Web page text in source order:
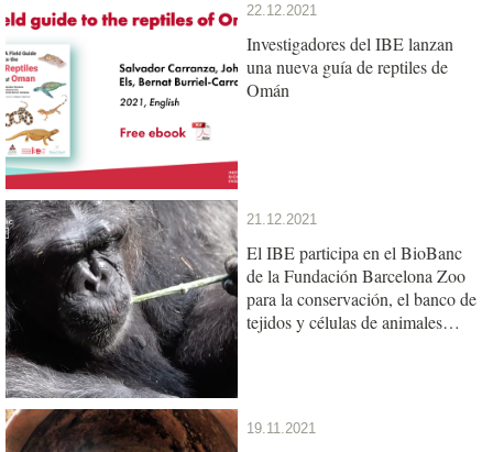
22.12.2021
Investigadores del IBE lanzan
una nueva guía de reptiles de
Omán
21.12.2021
El IBE participa en el BioBanc
de la Fundación Barcelona Zoo
para la conservación, el banco de
tejidos y células de animales
19.11.2021